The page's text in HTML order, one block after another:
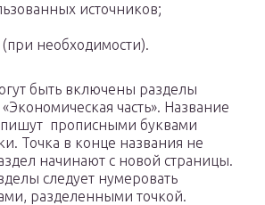
источников;
необходимости).
быть включены разделы
часть». Название
пишут прописными буквами
Точка в конце названия не
начинают с новой страницы.
следует нумеровать
разделенными точкой.